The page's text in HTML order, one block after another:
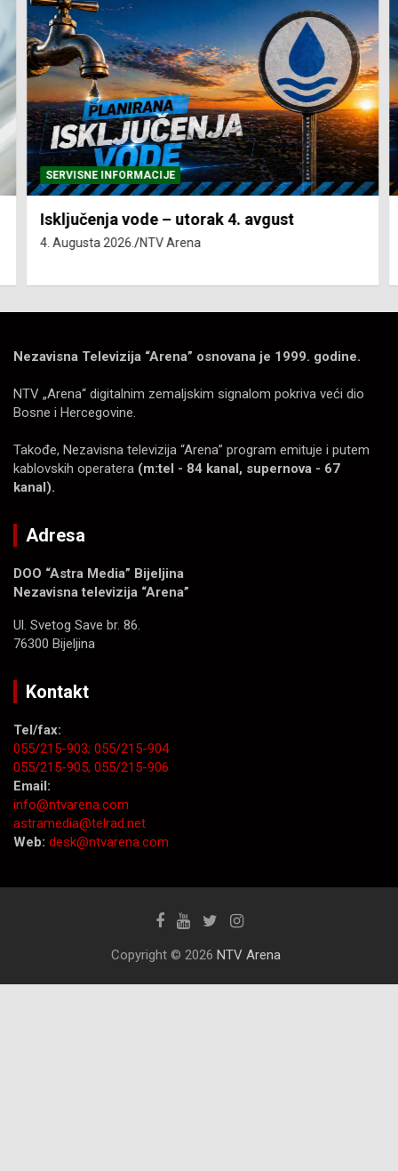
SERVISNE INFORMACIJE
Isključenja vode – utorak 4. avgust
4. Augusta 2026. NTV Arena
Nezavisna Televizija “Arena” osnovana je 1999. godine.
NTV „Arena“ digitalnim zemaljskim signalom pokriva veći dio
Bosne i Hercegovine.
Takođe, Nezavisna televizija “Arena” program emituje i putem
kablovskih operatera (m:tel - 84 kanal, supernova - 67
kanal).
Adresa
DOO “Astra Media” Bijeljina
Nezavisna televizija “Arena”
Ul. Svetog Save br. 86.
76300 Bijeljina
Kontakt
Tel/fax:
055/215-903; 055/215-904
055/215-905; 055/215-906
Email:
info@ntvarena.com
astramedia@telrad.net
Web: desk@ntvarena.com
Copyright © 2026 NTV Arena